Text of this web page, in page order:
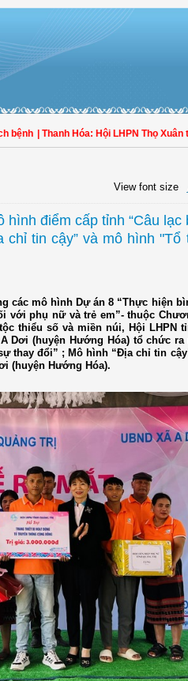
| Thanh Hóa: Hội LHPN Thọ Xuân tích
View font size
hình điểm cấp tỉnh “Câu lạc
tin cậy” và mô hình "Tổ
các mô hình Dự án 8 “Thực hiện
với phụ nữ và trẻ em”- thuộc
thiểu số và miền núi, Hội LHPN
Dơi (huyện Hướng Hóa) tổ chức ra
thay đổi” ; Mô hình “Địa chỉ tin
(huyện Hướng Hóa).